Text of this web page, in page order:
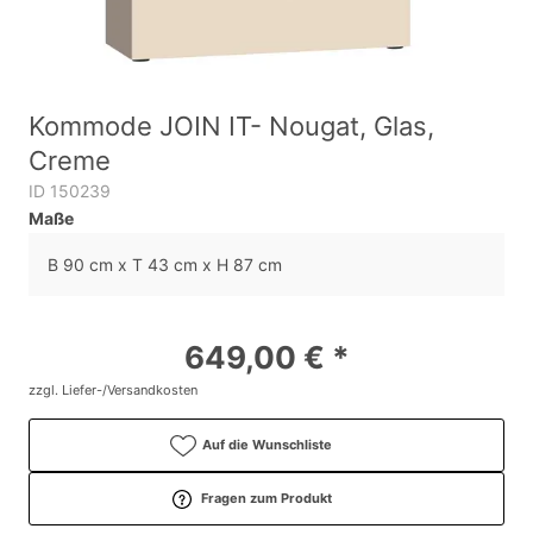
Kommode JOIN IT- Nougat, Glas,
Creme
ID 150239
Maße
B 90 cm x T 43 cm x H 87 cm
649,00 € *
zzgl. Liefer-/Versandkosten
Auf die Wunschliste
Fragen zum Produkt